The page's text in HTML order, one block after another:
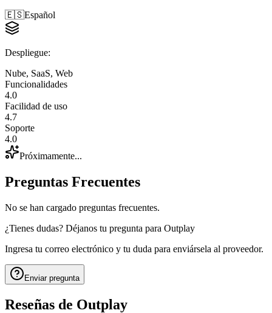
🇪🇸Español
Despliegue:
Nube, SaaS, Web
Funcionalidades
4.0
Facilidad de uso
4.7
Soporte
4.0
Próximamente...
Preguntas Frecuentes
No se han cargado preguntas frecuentes.
¿Tienes dudas? Déjanos tu pregunta para Outplay
Ingresa tu correo electrónico y tu duda para enviársela al proveedor.
Enviar pregunta
Reseñas de Outplay